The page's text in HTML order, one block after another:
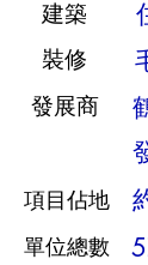
建築
​裝修
發展商
項目佔地
單位總數